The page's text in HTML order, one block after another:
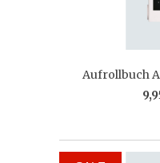
Aufrollbuch